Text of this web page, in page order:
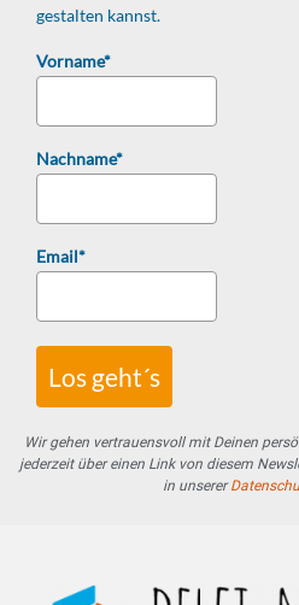
gestalten kannst.
Vorname*
Nachname*
Email*
Los geht´s
Wir gehen vertrauensvoll mit Deinen
jederzeit über einen Link von diesem
in unserer